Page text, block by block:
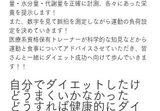
量・水分量・代謝量を正確に計測、各々にあった栄
養を提示します！
また、数字を見て脈拍を測定しながら運動の負荷設
定を決めていきます！
医療系資格保有トレーナーが科学的な知見などから
運動と食事についてアドバイスさせていただき、皆
さんと一緒にダイエット成功へ向けて歩んでいきま
す！！
自分でダイエットしたけ
どうまくいかなかった
どうすれば健康的にダイ